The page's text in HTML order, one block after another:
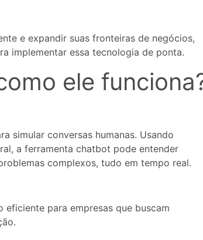
e expandir suas fronteiras de negócios,
implementar essa tecnologia de ponta.
ele
simular conversas humanas. Usando
a ferramenta chatbot pode entender
complexos, tudo em tempo real.
para empresas que buscam